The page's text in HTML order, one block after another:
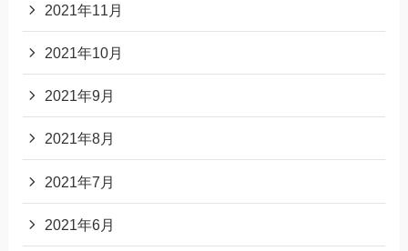
2021年11月
2021年10月
2021年9月
2021年8月
2021年7月
2021年6月